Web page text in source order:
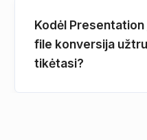
Kodėl
file konversija
tikėtasi?